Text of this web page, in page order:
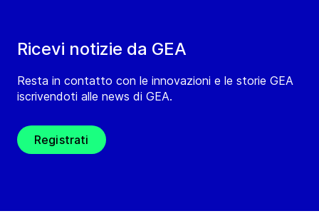
Ricevi notizie da GEA
Resta in contatto con le innovazioni e le storie GEA
iscrivendoti alle news di GEA.
Registrati